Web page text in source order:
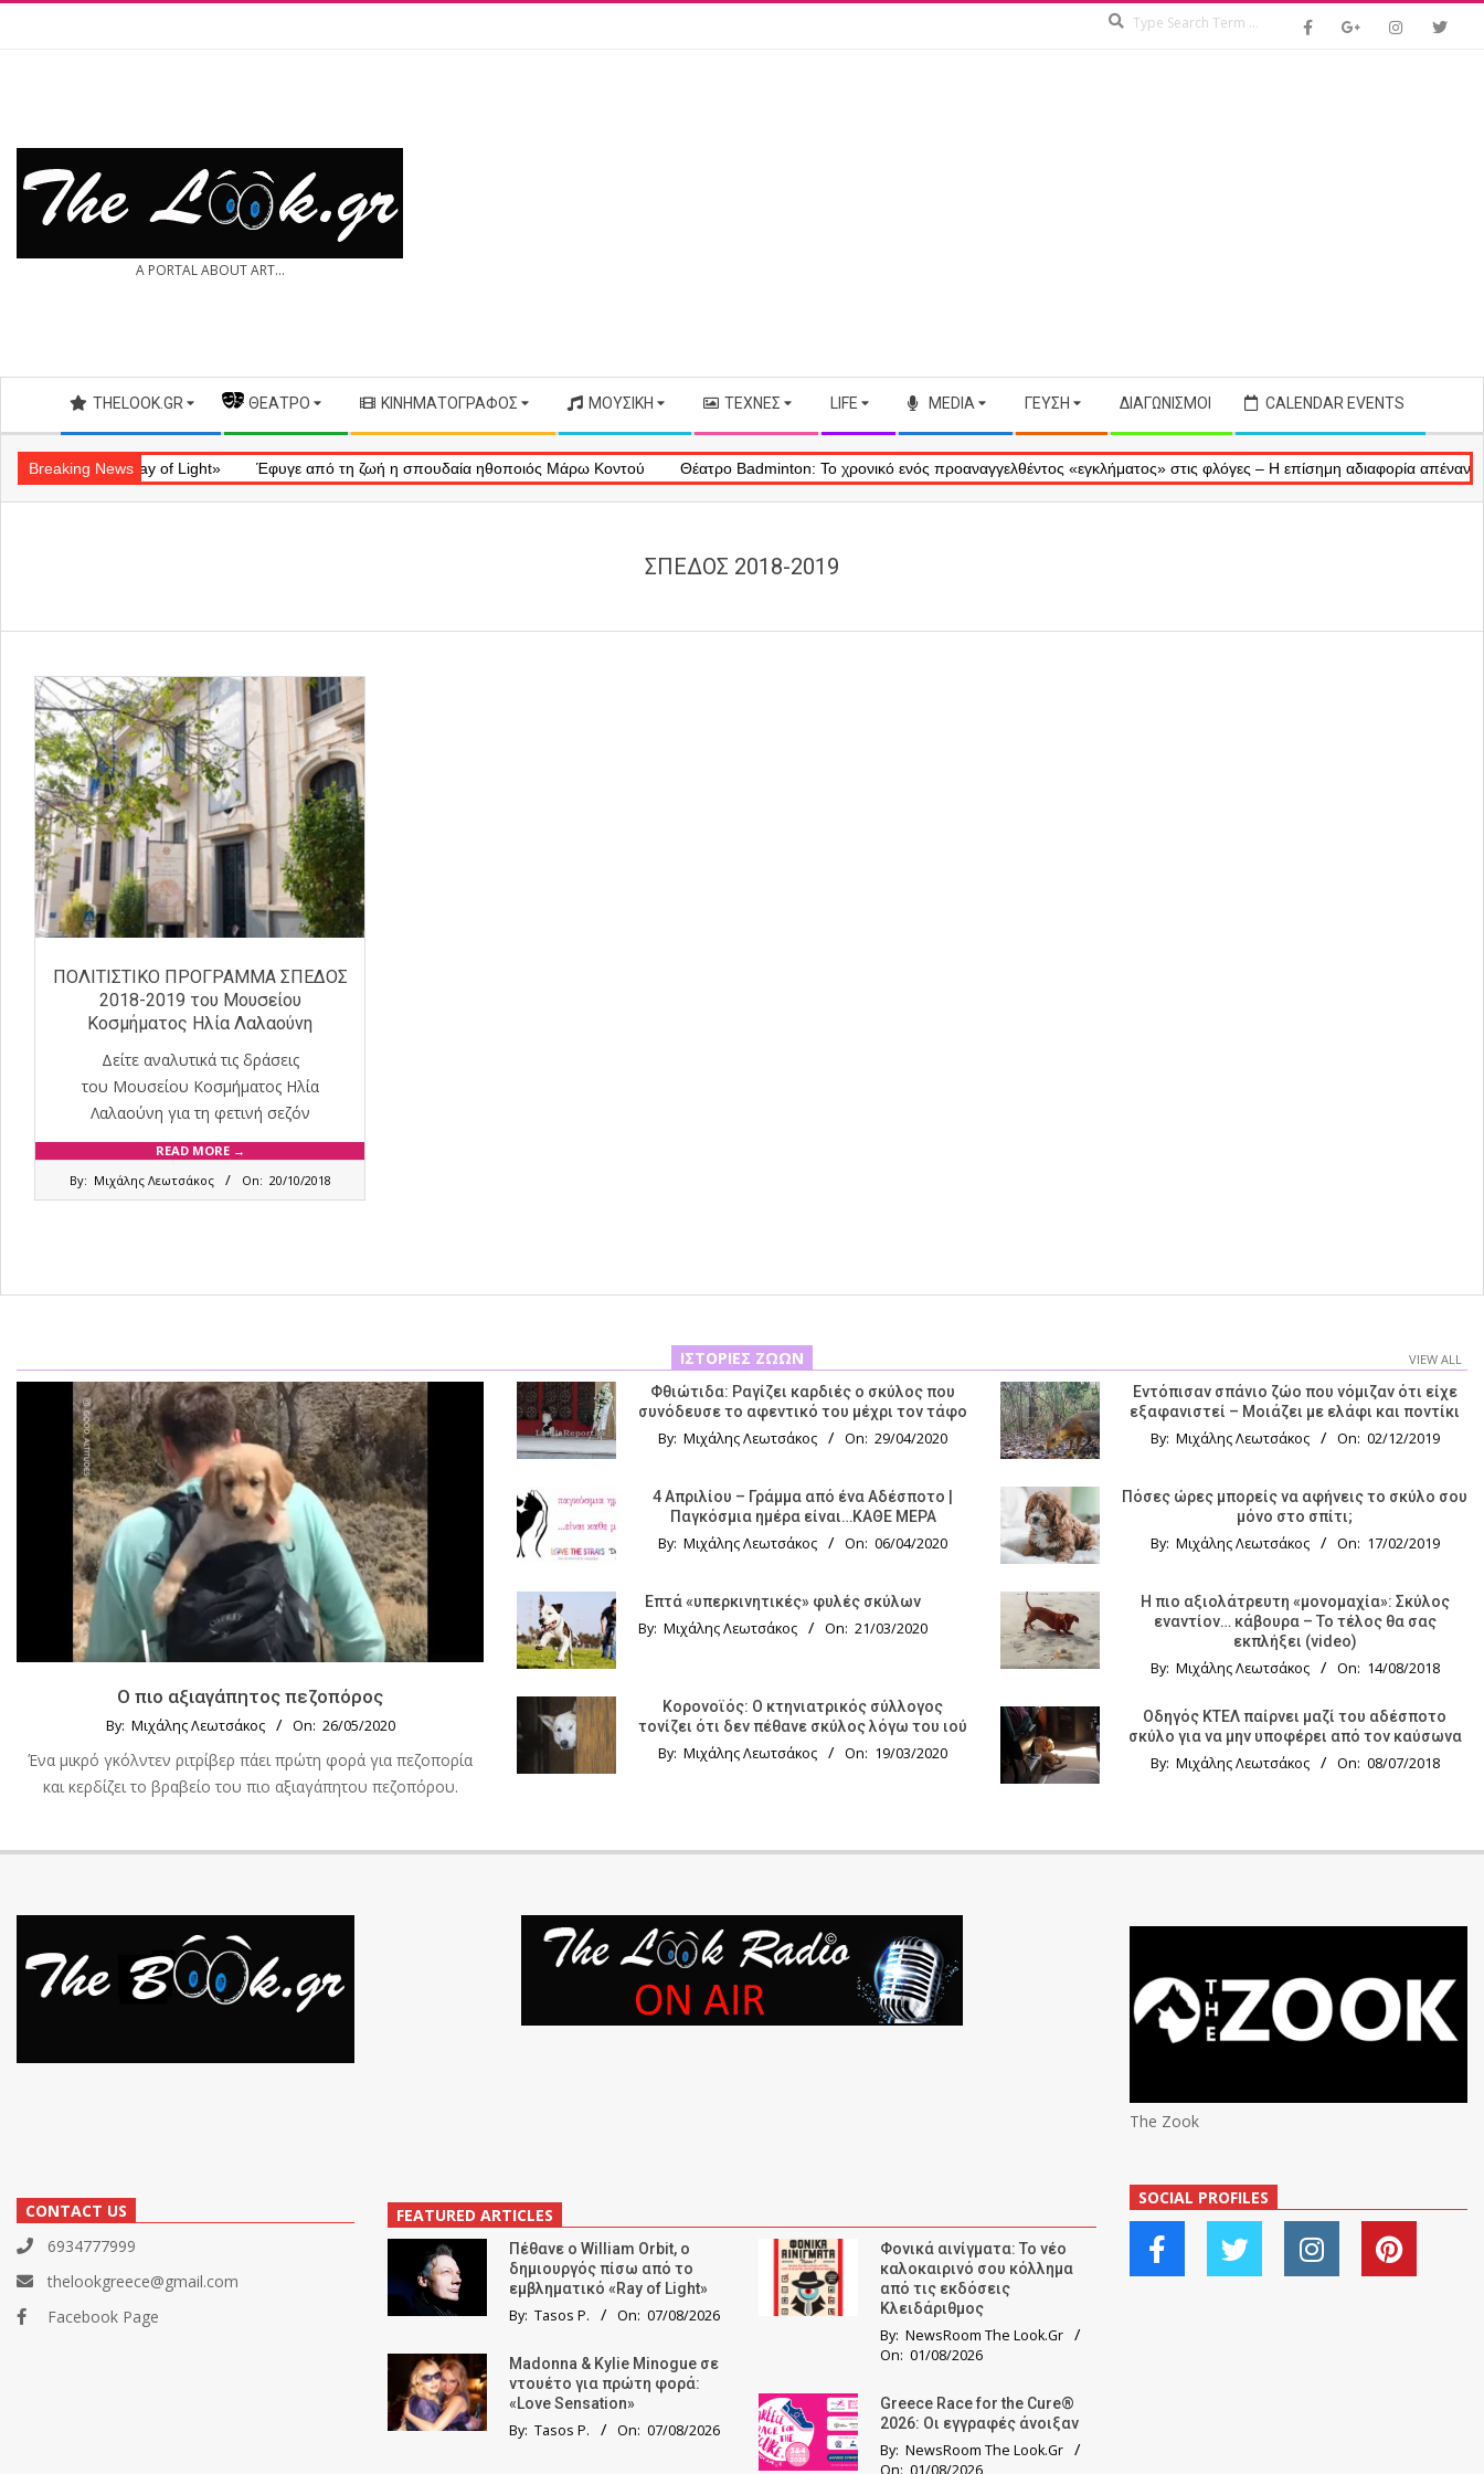
THE A PORTAL ABOUT ART...
Secondary
Navigation
Menu
THELOOK.GR — ΘΈΑΤΡΟ ΚΙΝΗΜΑΤΟΓΡΆΦΟΣ ΜΟΥΣΙΚΉ ΤΈΧΝΕΣ LIFE MEDIA ΓΕΎΣΗ ΔΙΑΓΩΝΙΣΜΟΊ CALENDAR EVENTS
Breaking News
«Ray of Light» Έφυγε από τη ζωή η σπουδαία ηθοποιός Μάρω Κοντού Θέατρο Badminton: Το χρονικό ενός προαναγγελθέντος «εγκλήματος» στις φλόγες – Η επίσημη αδιαφορία απέναντι στις
ΣΠΕΔΟΣ 2018-2019
ΠΟΛΙΤΙΣΤΙΚΟ ΠΡΟΓΡΑΜΜΑ ΣΠΕΔΟΣ
2018-2019 του Μουσείου
Κοσμήματος Ηλία Λαλαούνη
Δείτε αναλυτικά τις δράσεις
του Μουσείου Κοσμήματος Ηλία
Λαλαούνη για τη φετινή σεζόν
READ MORE →
By: Μιχάλης Λεωτσάκος On: 20/10/2018
ΙΣΤΟΡΊΕΣ ΖΏΩΝ VIEW ALL
Ο πιο αξιαγάπητος πεζοπόρος
By: Μιχάλης Λεωτσάκος On: 26/05/2020
Ένα μικρό γκόλντεν ριτρίβερ πάει πρώτη φορά για πεζοπορία
και κερδίζει το βραβείο του πιο αξιαγάπητου πεζοπόρου.
Φθιώτιδα: Ραγίζει καρδιές ο σκύλος που
συνόδευσε το αφεντικό του μέχρι τον τάφο
By: Μιχάλης Λεωτσάκος On: 29/04/2020
4 Απριλίου – Γράμμα από ένα Αδέσποτο |
Παγκόσμια ημέρα είναι…ΚΑΘΕ ΜΕΡΑ
By: Μιχάλης Λεωτσάκος On: 06/04/2020
Επτά «υπερκινητικές» φυλές σκύλων
By: Μιχάλης Λεωτσάκος On: 21/03/2020
Κορονοϊός: Ο κτηνιατρικός σύλλογος
τονίζει ότι δεν πέθανε σκύλος λόγω του ιού
By: Μιχάλης Λεωτσάκος On: 19/03/2020
Εντόπισαν σπάνιο ζώο που νόμιζαν ότι είχε
εξαφανιστεί – Μοιάζει με ελάφι και ποντίκι
By: Μιχάλης Λεωτσάκος On: 02/12/2019
Πόσες ώρες μπορείς να αφήνεις το σκύλο σου
μόνο στο σπίτι;
By: Μιχάλης Λεωτσάκος On: 17/02/2019
Η πιο αξιολάτρευτη «μονομαχία»: Σκύλος
εναντίον… κάβουρα – Το τέλος θα σας
εκπλήξει (video)
By: Μιχάλης Λεωτσάκος On: 14/08/2018
Οδηγός KTΕΛ παίρνει μαζί του αδέσποτο
σκύλο για να μην υποφέρει από τον καύσωνα
By: Μιχάλης Λεωτσάκος On: 08/07/2018
CONTACT US
6934777999
thelookgreece@gmail.com
Facebook Page
FEATURED ARTICLES
Πέθανε ο William Orbit, ο
δημιουργός πίσω από το
εμβληματικό «Ray of Light»
By: Tasos P. On: 07/08/2026
Madonna & Kylie Minogue σε
ντουέτο για πρώτη φορά:
«Love Sensation»
By: Tasos P. On: 07/08/2026
Φονικά αινίγματα: Το νέο
καλοκαιρινό σου κόλλημα
από τις εκδόσεις
Κλειδάριθμος
By: NewsRoom The Look.Gr
On: 01/08/2026
Greece Race for the Cure®
2026: Οι εγγραφές άνοιξαν
By: NewsRoom The Look.Gr
On: 01/08/2026
The Zook
SOCIAL PROFILES